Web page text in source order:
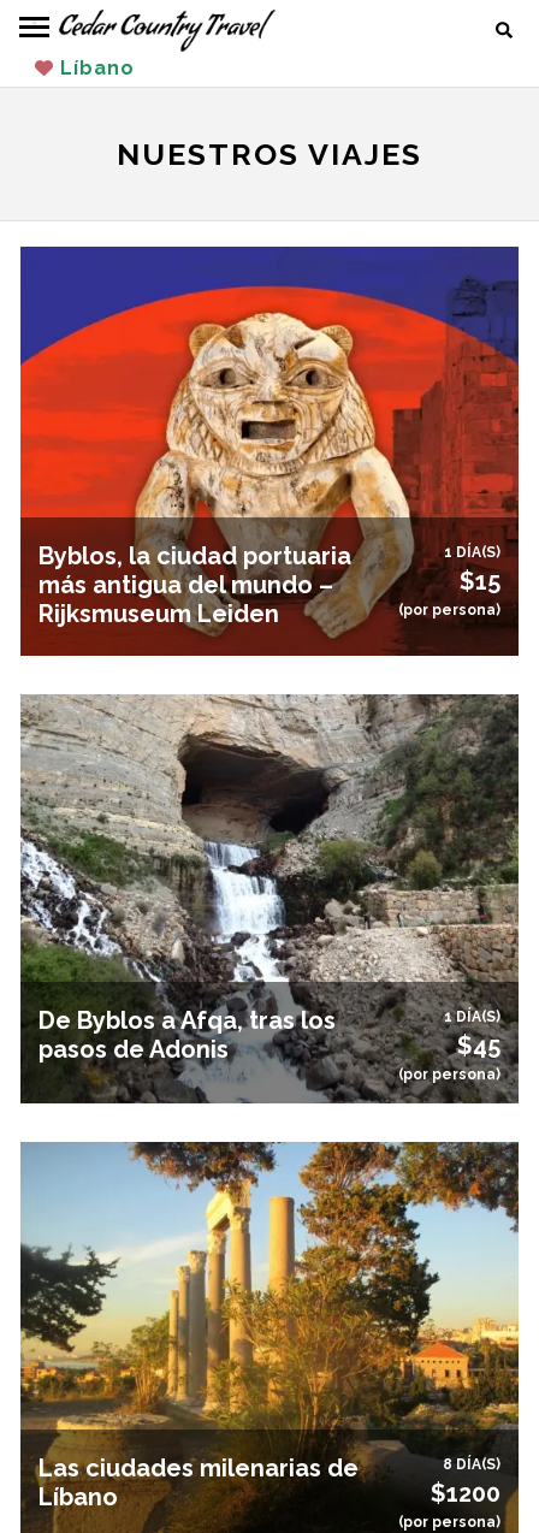
salta
contenidoLíbano
NUESTROS VIAJES
Byblos, la ciudad portuaria
más antigua del mundo –
Rijksmuseum Leiden
1 DÍA(S)
$15
(por persona)
De Byblos a Afqa, tras los
pasos de Adonis
1 DÍA(S)
$45
(por persona)
Las ciudades milenarias de
Líbano
8 DÍA(S)
$1200
(por persona)